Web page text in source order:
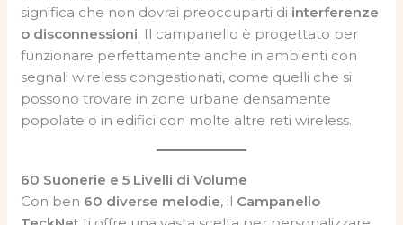
significa che non dovrai preoccuparti di interferenze
o disconnessioni. Il campanello è progettato per
funzionare perfettamente anche in ambienti con
segnali wireless congestionati, come quelli che si
possono trovare in zone urbane densamente
popolate o in edifici con molte altre reti wireless.
60 Suonerie e 5 Livelli di Volume
Con ben 60 diverse melodie, il Campanello